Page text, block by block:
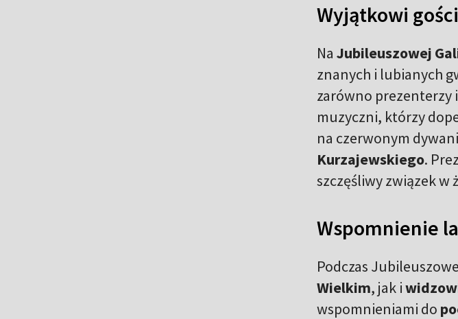
Wyjątkowi
Na Jubileuszowej
znanych i lubianych
zarówno prezenterzy
muzyczni, którzy
na czerwonym
Kurzajewskiego.
szczęśliwy związek w
Wspomnienie
Podczas
Wielkim, jak i
wspomnieniami do